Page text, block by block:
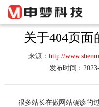
关于404页
来源： http://
发布时间：
很多站长在做网站确诊的